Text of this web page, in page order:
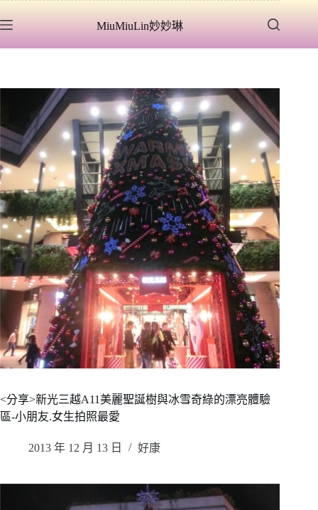
至
MiuMiuLin妙妙琳
<分享>新光三越A11美麗聖誕樹與冰雪奇綠的漂亮體驗
區-小朋友.女生拍照最愛
2013 年 12 月 13 日 好康